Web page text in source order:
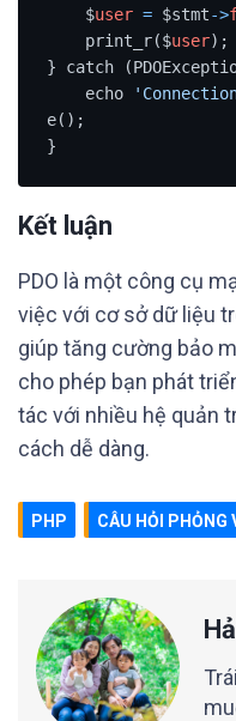
    $
user = $stmt->
    print_r($
user);
} catch
    echo
e();
}
Kết luận
PDO là một công cụ
việc với cơ sở dữ liệu
giúp tăng cường bảo
cho phép bạn phát
tác với nhiều hệ quản
cách dễ dàng.
PHP CÂU HỎI PHỎNG